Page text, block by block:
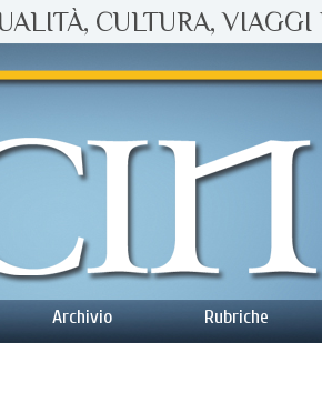
CULTURA, VIAGGI
Archivio Rubriche